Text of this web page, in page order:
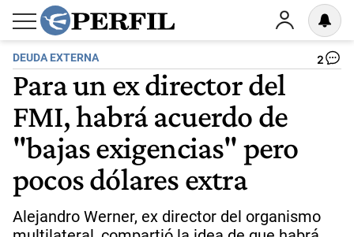
DEUDA EXTERNA 2
Para un ex director del
FMI, habrá acuerdo de
"bajas exigencias" pero
pocos dólares extra
Alejandro Werner, ex director del organismo